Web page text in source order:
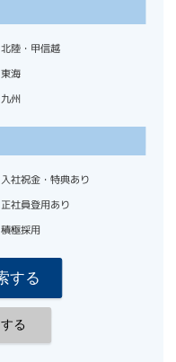
北陸・甲信越
東海
九州
入社祝金・特典あり
正社員登用あり
積極採用